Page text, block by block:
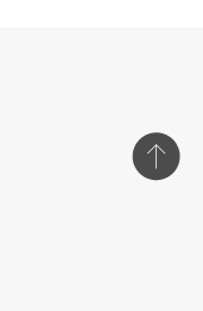
상단 바로